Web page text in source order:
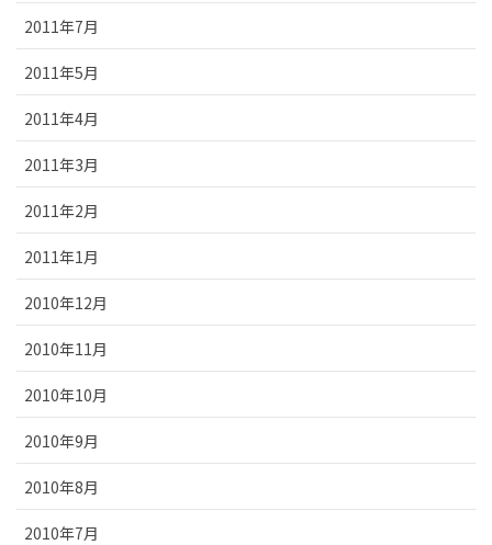
2011年7月
2011年5月
2011年4月
2011年3月
2011年2月
2011年1月
2010年12月
2010年11月
2010年10月
2010年9月
2010年8月
2010年7月